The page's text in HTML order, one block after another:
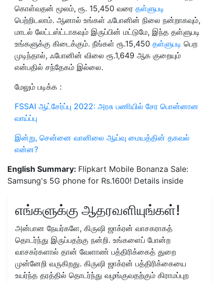
கொள்வதன் மூலம், ரூ. 15,450 வரை தள்ளுபடி
பெற்றிடலாம். ஆனால் உங்கள் ஃபோனின் நிலை நன்றாகவும்,
மாடல் லேட்டஸ்ட்டாகவும் இருப்பின் மட்டுமே, இந்த தள்ளுபடி
உங்களுக்கு கிடைக்கும். நீங்கள் ரூ.15,450 தள்ளுபடி பெற
முடிந்தால், ஃபோனின் விலை ரூ.1,649 ஆக குறையும்
என்பதில் சந்தேகம் இல்லை.
மேலும் படிக்க :
FSSAI ஆட்சேர்ப்பு 2022: அரசு பணியில் சேர பொன்னான
வாய்ப்பு
இன்று, சென்னை வானிலை ஆய்வு மையத்தின் தகவல்
என்ன?
English Summary: Flipkart Mobile Bonanza Sale:
Samsung's 5G phone for Rs.1600! Details inside
எங்களுக்கு ஆதரவளியுங்கள்!
அன்பான நேயர்களே, கிருஷி ஜாக்ரன் வாசகராகத்
தொடர்ந்து இருப்பதற்கு நன்றி. உங்களைப் போன்ற
வாசகர்களால் தான் வேளாண் பத்திரிக்கைத் துறை
முன்னேறி வருகிறது. கிருஷி ஜாக்ரன் பத்திரிக்கையை
உயர்ந்த தரத்தில் தொடர்ந்து வழங்குவதற்கும் கிராமப்புற